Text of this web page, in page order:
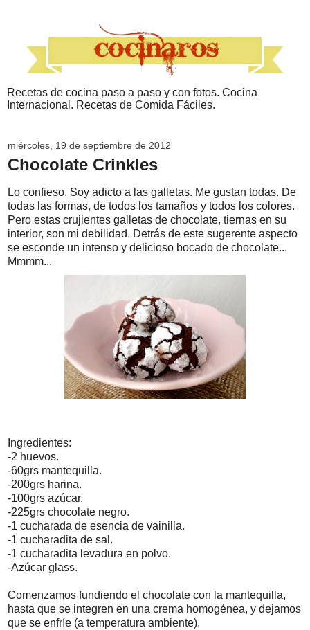
Recetas de cocina paso a paso y con fotos. Cocina
Internacional. Recetas de Comida Fáciles.
miércoles, 19 de septiembre de 2012
Chocolate Crinkles
Lo confieso. Soy adicto a las galletas. Me gustan todas. De
todas las formas, de todos los tamaños y todos los colores.
Pero estas crujientes galletas de chocolate, tiernas en su
interior, son mi debilidad. Detrás de este sugerente aspecto
se esconde un intenso y delicioso bocado de chocolate...
Mmmm...
Ingredientes:
-2 huevos.
-60grs mantequilla.
-200grs harina.
-100grs azúcar.
-225grs chocolate negro.
-1 cucharada de esencia de vainilla.
-1 cucharadita de sal.
-1 cucharadita levadura en polvo.
-Azúcar glass.
Comenzamos fundiendo el chocolate con la mantequilla,
hasta que se integren en una crema homogénea, y dejamos
que se enfríe (a temperatura ambiente).